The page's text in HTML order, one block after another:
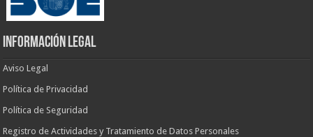
INFORMACIÓN LEGAL
Aviso Legal
Política de Privacidad
Política de Seguridad
Registro de Actividades y Tratamiento de Datos Personales